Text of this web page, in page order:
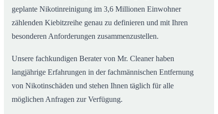
geplante Nikotinreinigung im 3,6 Millionen Einwohner
zählenden Kiebitzreihe genau zu definieren und mit Ihren
besonderen Anforderungen zusammenzustellen.
Unsere fachkundigen Berater von Mr. Cleaner haben
langjährige Erfahrungen in der fachmännischen Entfernung
von Nikotinschäden und stehen Ihnen täglich für alle
möglichen Anfragen zur Verfügung.